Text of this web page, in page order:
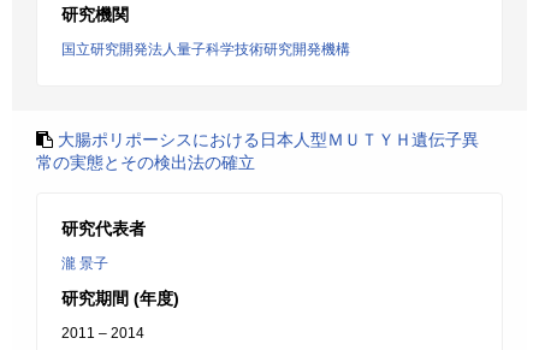
研究機関
国立研究開発法人量子科学技術研究開発機構
大腸ポリポーシスにおける日本人型ＭＵＴＹＨ遺伝子異
常の実態とその検出法の確立
研究代表者
瀧 景子
研究期間 (年度)
2011 – 2014